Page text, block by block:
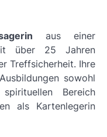
aus einer
über 25 Jahren
Treffsicherheit. Ihre
sowohl
Bereich
als Kartenlegerin